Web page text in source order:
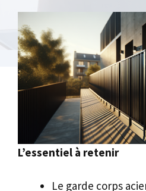
L’essentiel à retenir
Le garde corps